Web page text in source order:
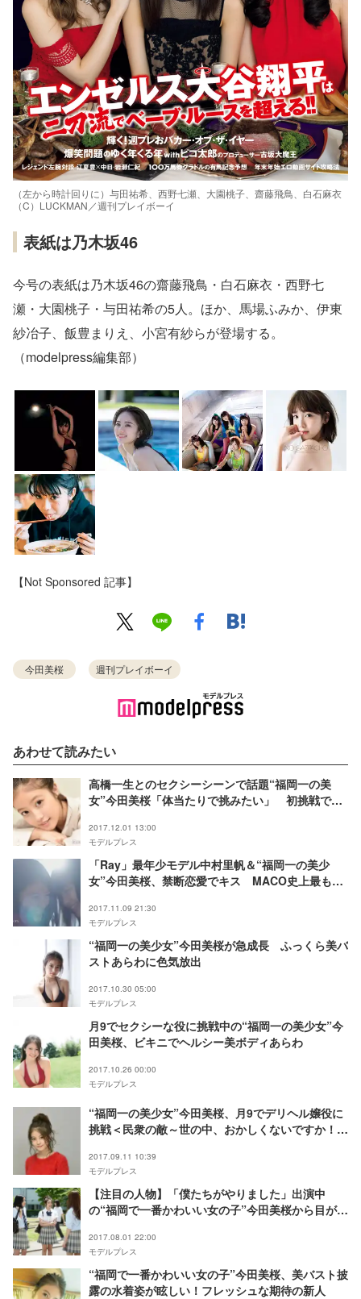
（左から時計回りに）与田祐希、西野七瀬、大園桃子、齋藤飛鳥、白石麻衣
（C）LUCKMAN／週刊プレイボーイ
表紙は乃木坂46
今号の表紙は乃木坂46の齋藤飛鳥・白石麻衣・西野七
瀬・大園桃子・与田祐希の5人。ほか、馬場ふみか、伊東
紗冶子、飯豊まりえ、小宮有紗らが登場する。
（modelpress編集部）
【Not Sponsored 記事】
今田美桜 週刊プレイボーイ
あわせて読みたい
高橋一生とのセクシーシーンで話題“福岡一の美
女”今田美桜「体当たりで挑みたい」 初挑戦で感
2017.12.01 13:00
モデルプレス
「Ray」最年少モデル中村里帆＆“福岡一の美少
女”今田美桜、禁断恋愛でキス MACO史上最も切
2017.11.09 21:30
モデルプレス
“福岡一の美少女”今田美桜が急成長 ふっくら美バ
ストあらわに色気放出
2017.10.30 05:00
モデルプレス
月9でセクシーな役に挑戦中の“福岡一の美少女”今
田美桜、ビキニでヘルシー美ボディあらわ
2017.10.26 00:00
モデルプレス
“福岡一の美少女”今田美桜、月9でデリヘル嬢役に
挑戦＜民衆の敵～世の中、おかしくないですか！？
2017.09.11 10:39
モデルプレス
【注目の人物】「僕たちがやりました」出演中
の“福岡で一番かわいい女の子”今田美桜から目が離
2017.08.01 22:00
モデルプレス
“福岡で一番かわいい女の子”今田美桜、美バスト披
露の水着姿が眩しい！フレッシュな期待の新人